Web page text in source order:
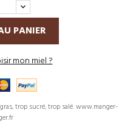
PANIER
mon miel ?
trop sucré, trop salé. www.manger-